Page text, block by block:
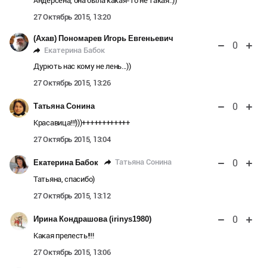
27 Октябрь 2015, 13:20
(Ахав) Пономарев Игорь Евгеньевич
Екатерина Бабок
0
Дурють нас кому не лень...))
27 Октябрь 2015, 13:26
Татьяна Сонина 0
Красавица!!!)))++++++++++++
27 Октябрь 2015, 13:04
Екатерина Бабок Татьяна Сонина 0
Татьяна, спасибо)
27 Октябрь 2015, 13:12
Ирина Кондрашова (irinys1980) 0
Какая прелесть!!!!
27 Октябрь 2015, 13:06